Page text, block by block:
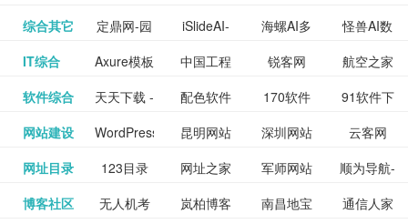
全 频
包括上映
影片的影
讯查询及
_www.sanmao.com.cn_
素材免费
图库
nas论
坛|nas1.cn|nas1|nas
流社区
文写作-AI
毕业设计-
PPT模板
作 - 国内
领先的AI
图片、文
案创作平
讯飞星火-
懂我的AI
助手
更多>>
综合其它 定鼎网-园
林景观建
筑室内设
iSlideAI-
一键生成
PPT模板
海螺AI多
模态大语
言模型
怪兽AI数
字人
九章开物 更多>>
IT综合 Axure模板
网
中国工程
科技知识
中心
锐客网
航空之家
牛品汇
更多>>
软件综合 天天下载 -
绿色精品
软件应用
配色软件
园
170软件
下载站
91软件下
载
yx12345
下载站
更多>>
网站建设 WordPress
主题模板
下载_爱主
昆明网站
建设
深圳网站
建设
云客网
SEO众包
服务平台
深圳网站
建设
更多>>
网址目录 123目录
网
网址之家 军师网站
目录网址
顺为导航-
办公运营
易推分类 更多>>
博客社区 无人机考 岚柏博客 南昌地宝 通信人家